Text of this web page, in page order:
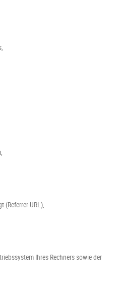
(Referrer-URL),
Ihres Rechners sowie der